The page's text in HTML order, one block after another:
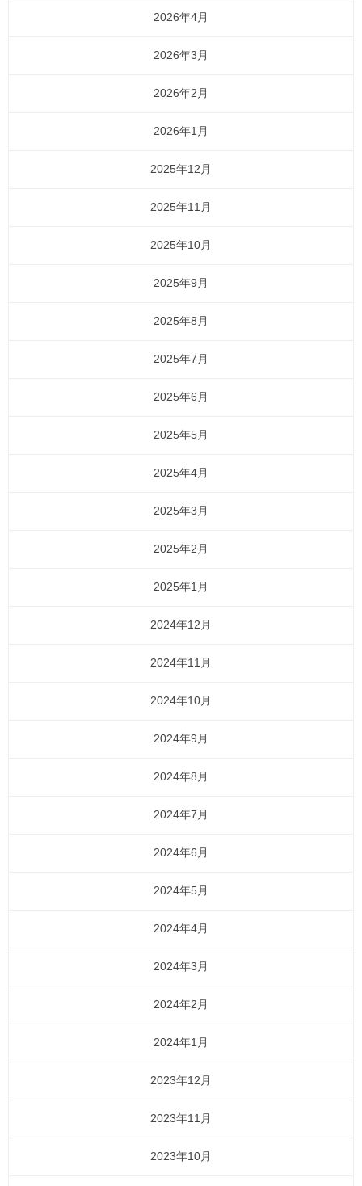
2026年4月
2026年3月
2026年2月
2026年1月
2025年12月
2025年11月
2025年10月
2025年9月
2025年8月
2025年7月
2025年6月
2025年5月
2025年4月
2025年3月
2025年2月
2025年1月
2024年12月
2024年11月
2024年10月
2024年9月
2024年8月
2024年7月
2024年6月
2024年5月
2024年4月
2024年3月
2024年2月
2024年1月
2023年12月
2023年11月
2023年10月